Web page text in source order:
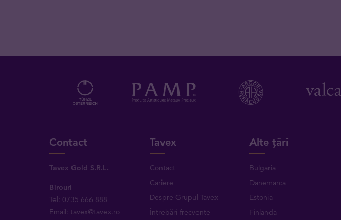
Contact
Tavex Gold S.R.L.
Birouri
Tel: 0735 666 888
Email: tavex@tavex.ro
Tavex
Contact
Cariere
Despre Grupul Tavex
Întrebări frecvente
Alte țări
Bulgaria
Danemarca
Estonia
Finlanda